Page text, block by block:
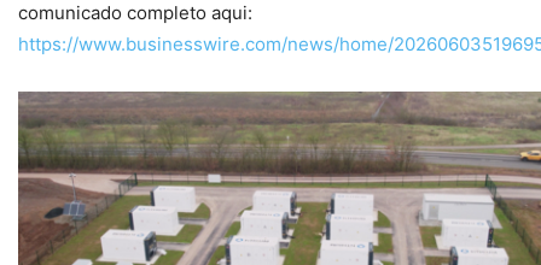
comunicado completo aqui:
https://www.businesswire.com/news/home/